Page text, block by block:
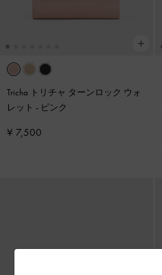
Tricha トリチャ ターンロック ウォ
レット - ピンク
¥ 7,500